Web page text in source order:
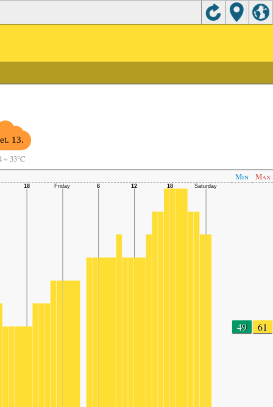
13.
~ 33°C
Min
Max
49 61